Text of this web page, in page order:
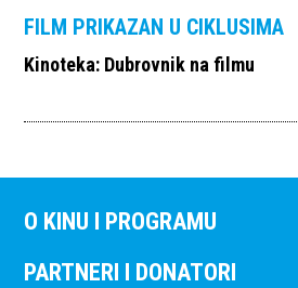
FILM PRIKAZAN U CIKLUSIMA
Kinoteka: Dubrovnik na filmu
O KINU I PROGRAMU
PARTNERI I DONATORI